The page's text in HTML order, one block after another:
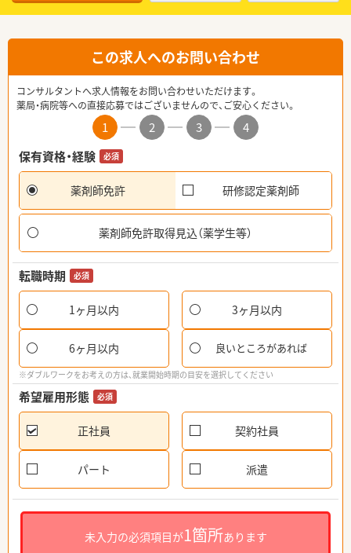
この求人へのお問い合わせ
コンサルタントへ求人情報をお問い合わせいただけます。
薬局・病院等への直接応募ではございませんので、ご安心ください。
1 2 3
4
保有資格・経験
必須
薬剤師免許 研修認定薬剤師
薬剤師免許取得見込（薬学生等）
転職時期 必須
1ヶ月以内 3ヶ月以内
6ヶ月以内 良いところがあれば
※ダブルワークをお考えの方は、就業開始時期の目安を選択してください
希望雇用形態 必須
正社員 契約社員
パート 派遣
未入力の必須項目が1箇所あります